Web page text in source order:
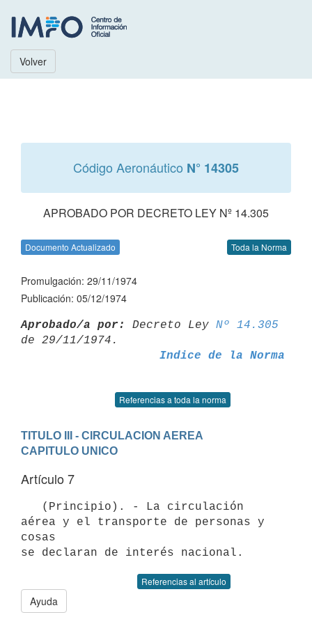
Volver
Código Aeronáutico N° 14305
APROBADO POR DECRETO LEY Nº 14.305
Documento Actualizado Toda la Norma
Promulgación: 29/11/1974
Publicación: 05/12/1974
Aprobado/a por: Decreto Ley Nº 14.305
Indice de la Norma
Referencias a toda la norma
TITULO III - CIRCULACION AEREA
CAPITULO UNICO
Artículo 7
aérea y el transporte de personas y
cosas
Referencias al artículo
Ayuda